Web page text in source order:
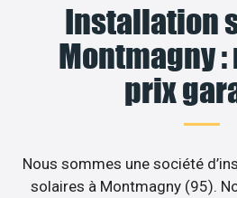
Installation
Montmagny
prix
Nous sommes une société
solaires à Montmagny (95).